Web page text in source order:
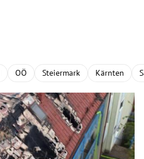
OÖ Steiermark Kärnten